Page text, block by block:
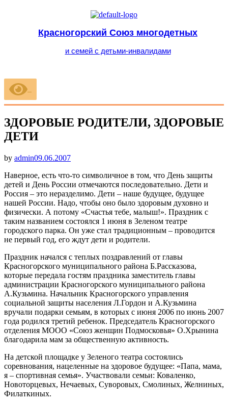
Красногорский Союз многодетных
и семей с детьми-инвалидами
ЗДОРОВЫЕ РОДИТЕЛИ, ЗДОРОВЫЕ
ДЕТИ
by adminОпубликовано
09.06.2007
Наверное, есть что-то символичное в том, что День защиты
детей и День России отмечаются последовательно. Дети и
Россия – это неразделимо. Дети – наше будущее, будущее
нашей России. Надо, чтобы оно было здоровым духовно и
физически. А потому «Счастья тебе, малыш!». Праздник с
таким названием состоялся 1 июня в Зеленом театре
городского парка. Он уже стал традиционным – проводится
не первый год, его ждут дети и родители.
Праздник начался с теплых поздравлений от главы
Красногорского муниципального района Б.Рассказова,
которые передала гостям праздника заместитель главы
администрации Красногорского муниципального района
А.Кузьмина. Начальник Красногорского управления
социальной защиты населения Л.Гордон и А.Кузьмина
вручали подарки семьям, в которых с июня 2006 по июнь 2007
года родился третий ребенок. Председатель Красногорского
отделения МООО «Союз женщин Подмосковья» О.Хрынина
благодарила мам за общественную активность.
На детской площадке у Зеленого театра состоялись
соревнования, нацеленные на здоровое будущее: «Папа, мама,
я – спортивная семья». Участвовали семьи: Коваленко,
Новоторцевых, Нечаевых, Суворовых, Смолиных, Желниных,
Филаткиных.